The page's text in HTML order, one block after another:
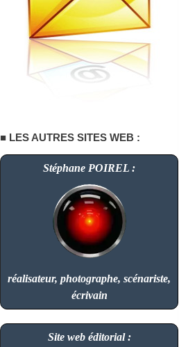
LES AUTRES SITES WEB :
Stéphane POIREL :
réalisateur, photographe, scénariste,
écrivain
Site web éditorial :